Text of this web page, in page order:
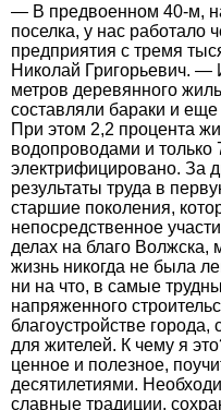
— В предвоенном 40-м,
поселка, у нас
предприятия с тремя
Николай Григорьевич. —
метров деревянного
составляли бараки и
При этом 2,2 процента
водопроводами и
электрифицировано. За
результаты труда в
старшие поколения,
непосредственное
делах на благо Волжска,
жизнь никогда не была
ни на что, в самые
напряженного
благоустройстве
для жителей. К чему я
ценное и полезное,
десятилетиями.
славные традиции,